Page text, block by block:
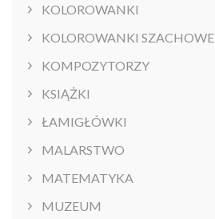
KOLOROWANKI
KOLOROWANKI SZACHOWE
KOMPOZYTORZY
KSIĄŻKI
ŁAMIGŁÓWKI
MALARSTWO
MATEMATYKA
MUZEUM